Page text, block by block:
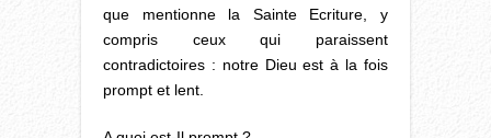
que mentionne la Sainte Ecriture, y
compris ceux qui paraissent
contradictoires : notre Dieu est à la fois
prompt et lent.